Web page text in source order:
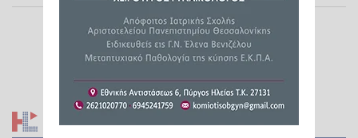
ΣΧΕΤΙΚΆ ΆΡΘΡΑ